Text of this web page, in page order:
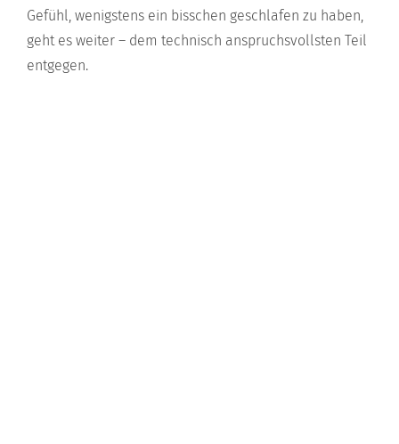
Gefühl, wenigstens ein bisschen geschlafen zu haben,
geht es weiter – dem technisch anspruchsvollsten Teil
entgegen.